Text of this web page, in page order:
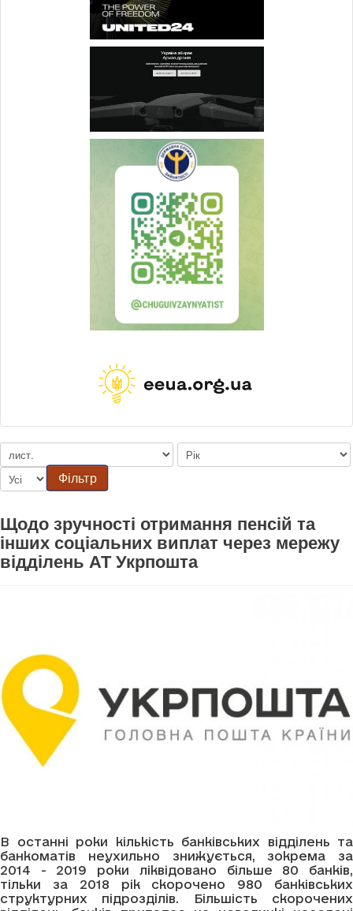
Фільтр
Щодо зручності отримання пенсій та
інших соціальних виплат через мережу
відділень АТ Укрпошта
В останні роки кількість банківських відділень та
банкоматів неухильно знижується, зокрема за
2014 - 2019 роки ліквідовано більше 80 банків,
тільки за 2018 рік скорочено 980 банківських
структурних підрозділів. Більшість скорочених